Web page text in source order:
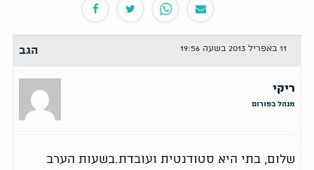
11 באפריל 2013 בשעה 19:56 הגב
ריקי
מנהל בפורום
שלום, בתי היא סטודנטית ועובדת.בשעות הערב